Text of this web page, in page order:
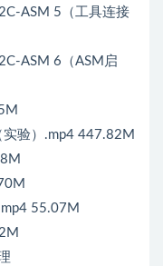
ASM 5（工具连接
ASM 6（ASM启
验）.mp4 447.82M
55.07M